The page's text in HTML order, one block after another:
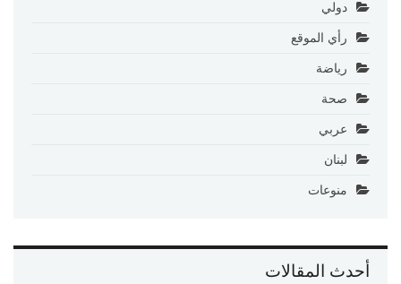
دولي
رأي الموقع
رياضة
صحة
عربي
لبنان
منوعات
أحدث المقالات